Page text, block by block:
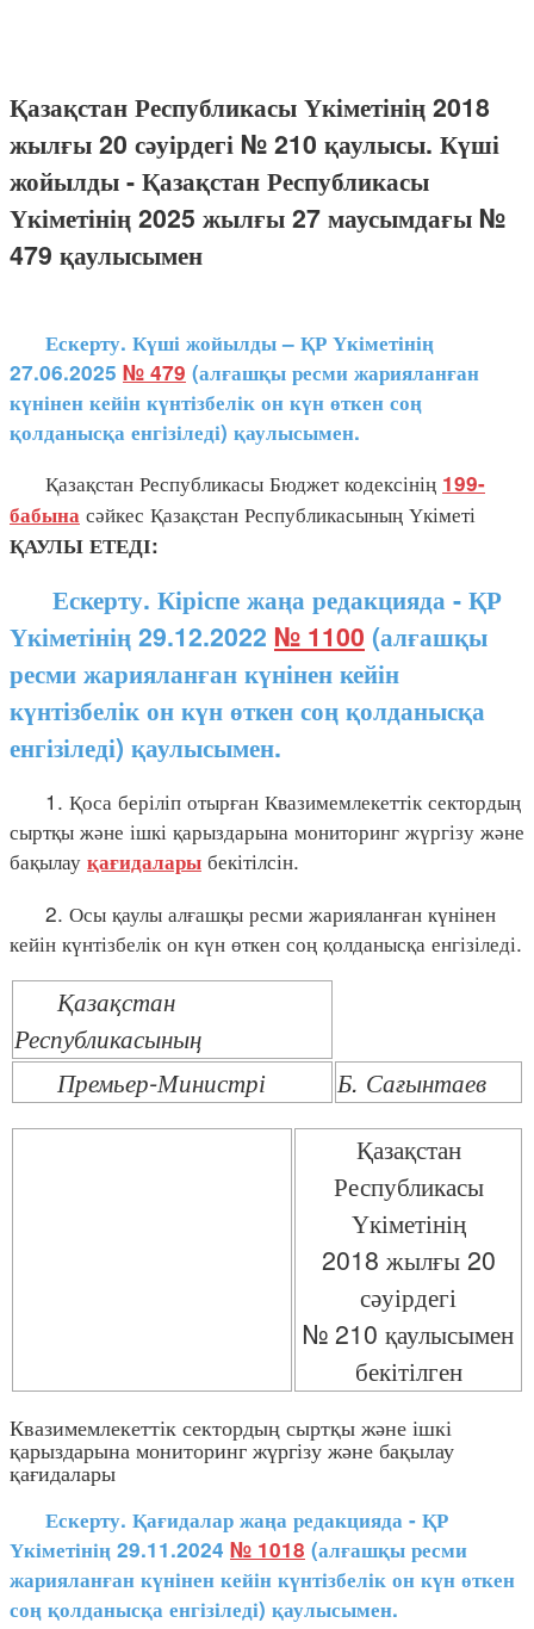
Қазақстан Республикасы Үкіметінің 2018
жылғы 20 сәуірдегі № 210 қаулысы. Күші
жойылды - Қазақстан Республикасы
Үкіметінің 2025 жылғы 27 маусымдағы №
479 қаулысымен
Ескерту. Күші жойылды – ҚР Үкіметінің
27.06.2025 № 479 (алғашқы ресми жарияланған
күнінен кейін күнтізбелік он күн өткен соң
қолданысқа енгізіледі) қаулысымен.
Қазақстан Республикасы Бюджет кодексінің 199-
бабына сәйкес Қазақстан Республикасының Үкіметі
ҚАУЛЫ ЕТЕДІ:
Ескерту. Кіріспе жаңа редакцияда - ҚР
Үкіметінің 29.12.2022 № 1100 (алғашқы
ресми жарияланған күнінен кейін
күнтізбелік он күн өткен соң қолданысқа
енгізіледі) қаулысымен.
1. Қоса беріліп отырған Квазимемлекеттік сектордың
сыртқы және ішкі қарыздарына мониторинг жүргізу және
бақылау қағидалары бекітілсін.
2. Осы қаулы алғашқы ресми жарияланған күнінен
кейін күнтізбелік он күн өткен соң қолданысқа енгізіледі.
Қазақстан
Республикасының
Премьер-Министрі
Б. Сағынтаев
Қазақстан
Республикасы
Үкіметінің
2018 жылғы 20
сәуірдегі
№ 210 қаулысымен
бекітілген
Квазимемлекеттік сектордың сыртқы және ішкі
қарыздарына мониторинг жүргізу және бақылау
қағидалары
Ескерту. Қағидалар жаңа редакцияда - ҚР
Үкіметінің 29.11.2024 № 1018 (алғашқы ресми
жарияланған күнінен кейін күнтізбелік он күн өткен
соң қолданысқа енгізіледі) қаулысымен.